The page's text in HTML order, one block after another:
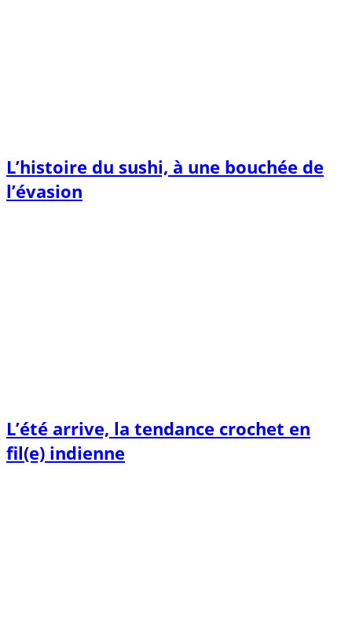
L’histoire du sushi, à une bouchée de
l’évasion
L’été arrive, la tendance crochet en
fil(e) indienne